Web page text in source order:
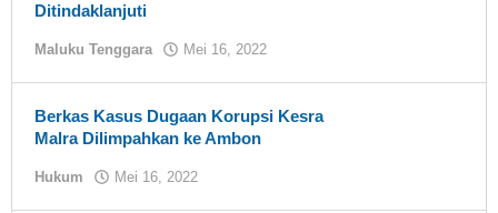
Ditindaklanjuti
Maluku Tenggara Mei 16, 2022
Berkas Kasus Dugaan Korupsi Kesra
Malra Dilimpahkan ke Ambon
Hukum Mei 16, 2022